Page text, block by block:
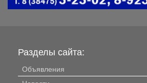
Разделы сайта:
Объявления